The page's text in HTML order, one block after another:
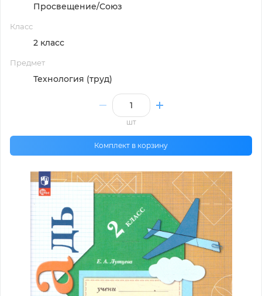
Просвещение/Союз
Класс
2 класс
Предмет
Технология (труд)
шт
Комплект в корзину